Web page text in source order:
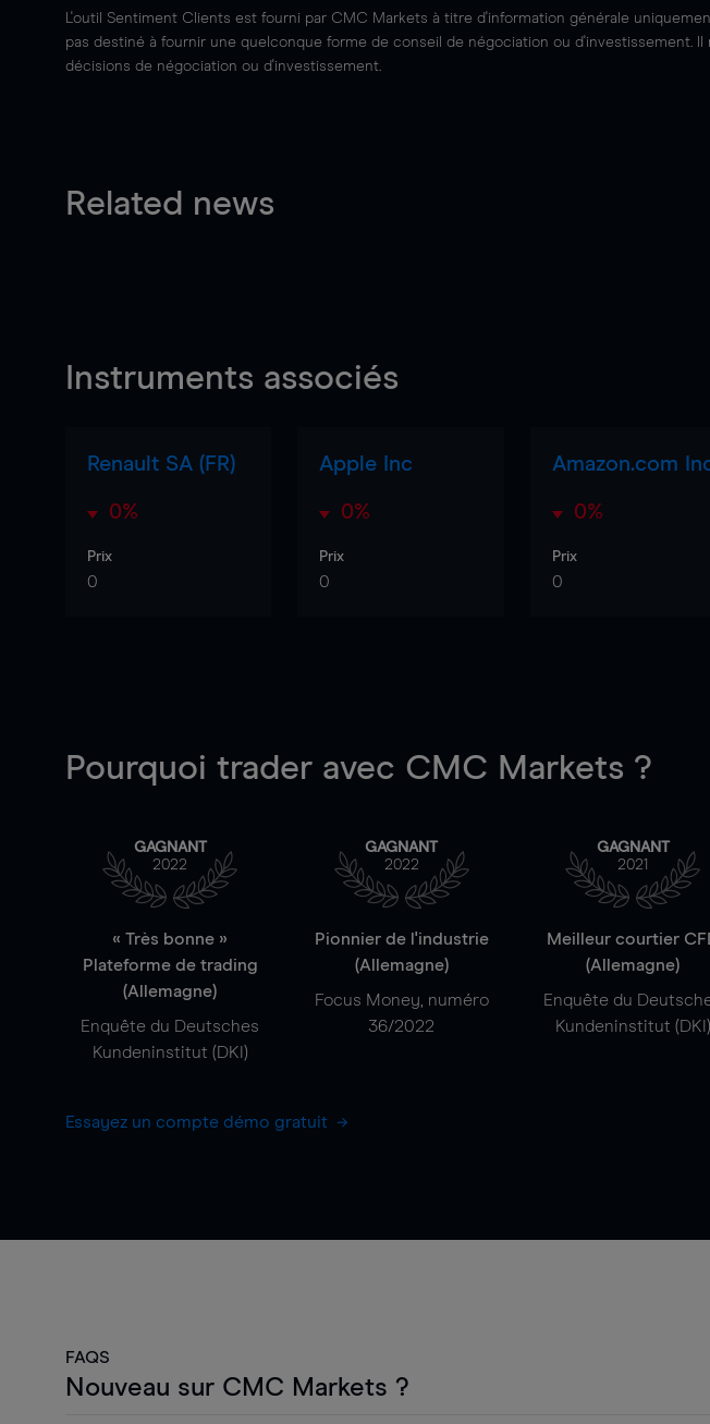
L'outil Sentiment Clients est fourni par CMC Markets à titre d'information générale
pas destiné à fournir une quelconque forme de conseil de négociation ou d'investissement.
décisions de négociation ou d'investissement.
Related news
Instruments associés
Renault SA (FR)
0%
Prix
0
Apple Inc
0%
Prix
0
Amazon.com
0%
Prix
0
Pourquoi trader avec CMC Markets ?
GAGNANT
2022
« Très bonne »
Plateforme de trading
(Allemagne)
Enquête du Deutsches
Kundeninstitut (DKI)
GAGNANT
2022
Pionnier de l'industrie
(Allemagne)
Focus Money, numéro
36/2022
GAGNANT
2021
Meilleur courtier
(Allemagne)
Enquête du
Kundeninstitut (DKI)
Essayez un compte démo gratuit
FAQS
Nouveau sur CMC Markets ?